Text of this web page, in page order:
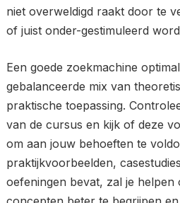
niet overweldigd raakt door te
of juist onder-gestimuleerd
Een goede zoekmachine
gebalanceerde mix van
praktische toepassing.
van de cursus en kijk of deze
om aan jouw behoeften te
praktijkvoorbeelden,
oefeningen bevat, zal je helpen